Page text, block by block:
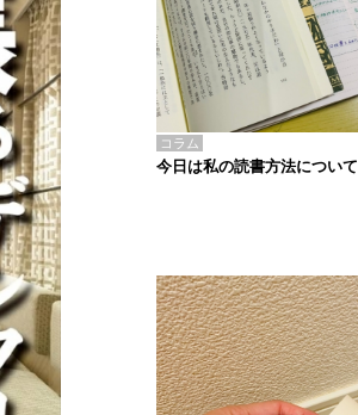
コラム
今日は私の読書方法について